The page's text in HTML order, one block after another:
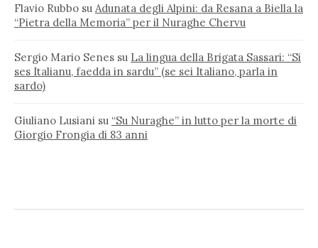
Flavio Rubbo su Adunata degli Alpini: da Resana a Biella la
“Pietra della Memoria” per il Nuraghe Chervu
Sergio Mario Senes su La lingua della Brigata Sassari: “Si
ses Italianu, faedda in sardu” (se sei Italiano, parla in
sardo)
Giuliano Lusiani su “Su Nuraghe” in lutto per la morte di
Giorgio Frongia di 83 anni